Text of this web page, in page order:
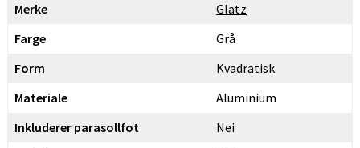
Merke
Glatz
Farge
Grå
Form
Kvadratisk
Materiale
Aluminium
Inkluderer parasollfot
Nei